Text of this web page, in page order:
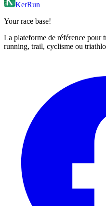
KerRun
Your race base!
La plateforme de référence pour
running, trail, cyclisme ou